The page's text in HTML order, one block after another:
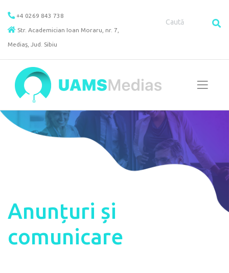
content
+4 0269 843 738
Str. Academician Ioan Moraru, nr. 7,
Mediaș, Jud. Sibiu
Anunțuri și
comunicare